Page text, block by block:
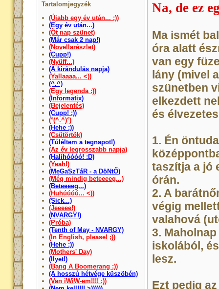
Tartalomjegyzék
(Újabb egy év után... :))
(Egy év után...)
(Öt nap szünet)
(Már csak 2 nap!)
(Novellarészlet)
(Cupp!)
(Nyüff...)
(A kirándulás napja)
(Yallaaaa... <))
(^.^)
(Egy legenda :))
(Informatix)
(Bejelentés)
(Cupp! :))
(°(^.^)°)
(Hehe :))
(Csütörtök)
(Túléltem a tegnapot!)
(Az év legrosszabb napja)
(Halihóóóó! :D)
(Yeah!)
(MeGaSzTáR - a DöNtŐ)
(Még mindig beteeeeg...)
(Beteeeeg...)
(Huhúúúú... <))
(Sick...)
(Jeeeee!)
(NVARGY!)
(Próba)
(Tenth of May - NVARGY)
(In English, please! ;))
(Hehe :))
(Mothers' Day)
(Ilyet!)
(Bang A Boomerang :))
(A hosszú hétvége küszöbén)
(Van iWiW-em!!!! :))
Na, de ez
Ma ismét
óra alatt
van egy
lány (mivel
szünetben
elkezdett
és
1. Én
taszítja a jó
órán.
2. A
végig
valahová
3.
iskolából,
lesz.
Ezt pedig